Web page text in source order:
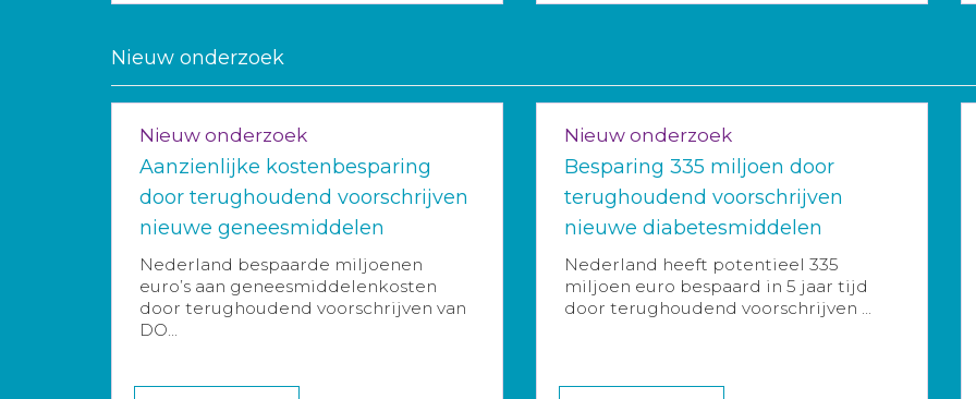
Nieuw onderzoek
Nieuw onderzoek
Aanzienlijke kostenbesparing
door terughoudend voorschrijven
nieuwe geneesmiddelen
Nederland bespaarde miljoenen
euro’s aan geneesmiddelenkosten
door terughoudend voorschrijven van
DO...
Nieuw onderzoek
Besparing 335 miljoen door
terughoudend voorschrijven
nieuwe diabetesmiddelen
Nederland heeft potentieel 335
miljoen euro bespaard in 5 jaar tijd
door terughoudend voorschrijven ...